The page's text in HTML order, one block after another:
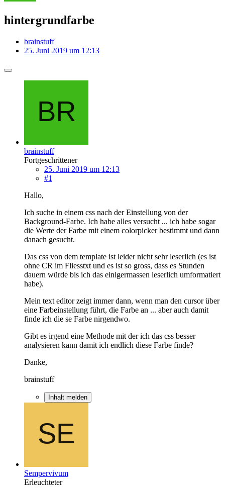
hintergrundfarbe
brainstuff
25. Juni 2019 um 12:13
brainstuff
Fortgeschrittener
25. Juni 2019 um 12:13
#1
Hallo,
Ich suche in einem css nach der Einstellung von der
Background-Farbe. Ich habe alles versucht ... ich habe sogar
die Werte der Farbe mit einem colorpicker bestimmt und dann
danach gesucht.
Das css von dem template ist leider nicht sehr leserlich (es ist
ohne CR im Fliesstxt und es ist so gross, dass es Stunden
dauern würde bis ich das einigermassen leserlich umformatiert
habe).
Mein text editor zeigt immer dann, wenn man den cursor über
eine Farbeinstellung führt, die Farbe an ... aber auch damit
finde ich die se Farbe nirgendwo.
Gibt es irgend eine Methode mit der ich das css besser
analysieren kann damit ich endlich diese Farbe finde?
Danke,
brainstuff
Inhalt melden
Sempervivum
Erleuchteter